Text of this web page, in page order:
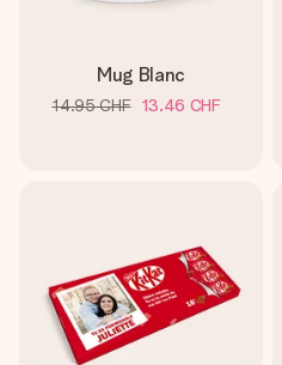
Mug Blanc
14.95 CHF 13.46 CHF